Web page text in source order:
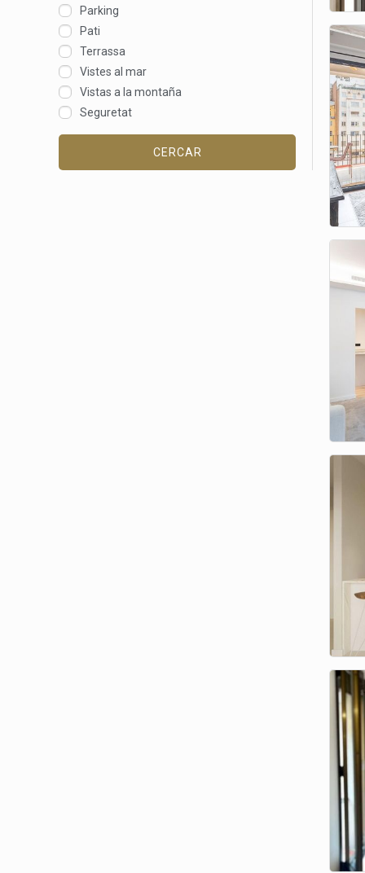
Parking
Pati
Terrassa
Vistes al mar
Vistas a la montaña
Seguretat
CERCAR